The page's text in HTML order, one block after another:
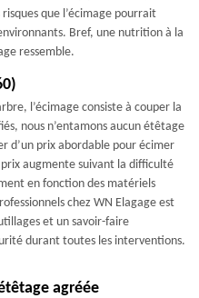
que l’écimage pourrait
Bref, une nutrition à la
ressemble.
l’écimage consiste à couper la
nous n’entamons aucun étêtage
d’un prix abordable pour écimer
augmente suivant la difficulté
en fonction des matériels
chez WN Elagage est
et un savoir-faire
durant toutes les interventions.
agréée